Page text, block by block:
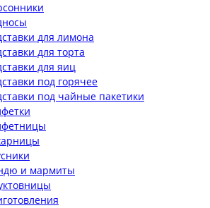
для лимона
для торта
для яиц
под горячее
под чайные пакетики
и мармиты